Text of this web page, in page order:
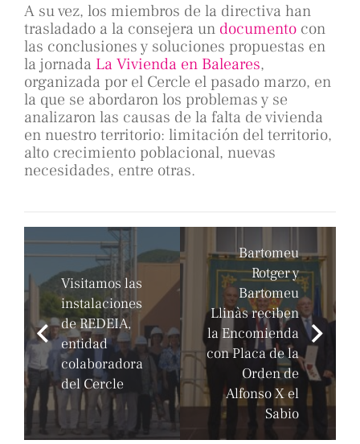
A su vez, los miembros de la directiva han
trasladado a la consejera un documento con
las conclusiones y soluciones propuestas en
la jornada La Vivienda en Baleares,
organizada por el Cercle el pasado marzo, en
la que se abordaron los problemas y se
analizaron las causas de la falta de vivienda
en nuestro territorio: limitación del territorio,
alto crecimiento poblacional, nuevas
necesidades, entre otras.
Visitamos las
instalaciones
de REDEIA,
entidad
colaboradora
del Cercle
Bartomeu
Rotger y
Bartomeu
Llinàs reciben
la Encomienda
con Placa de la
Orden de
Alfonso X el
Sabio